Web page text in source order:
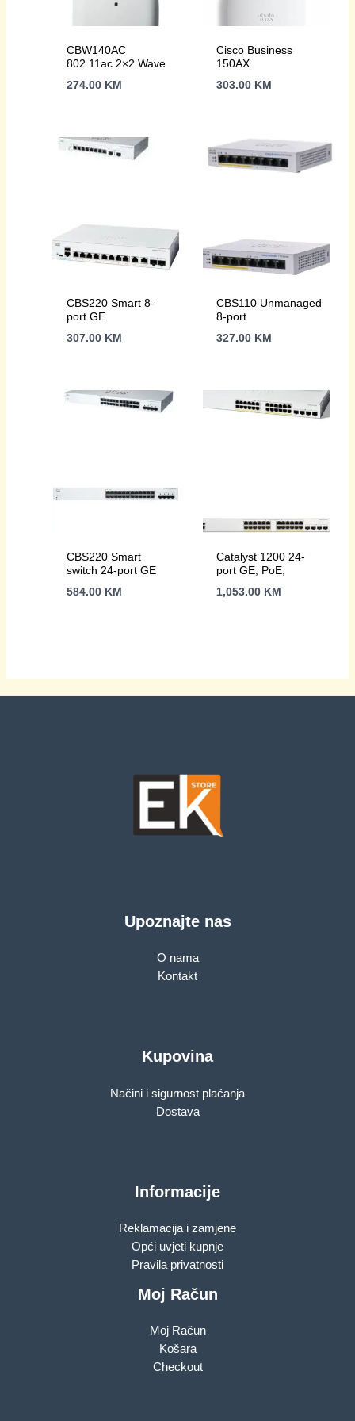
CBW140AC
802.11ac 2×2 Wave
274.00 KM
Cisco Business
150AX
303.00 KM
CBS220 Smart 8-
port GE
307.00 KM
CBS110 Unmanaged
8-port
327.00 KM
CBS220 Smart
switch 24-port GE
584.00 KM
Catalyst 1200 24-
port GE, PoE,
1,053.00 KM
Upoznajte nas
O nama
Kontakt
Kupovina
Načini i sigurnost plaćanja
Dostava
Informacije
Reklamacija i zamjene
Opći uvjeti kupnje
Pravila privatnosti
Moj Račun
Moj Račun
Košara
Checkout